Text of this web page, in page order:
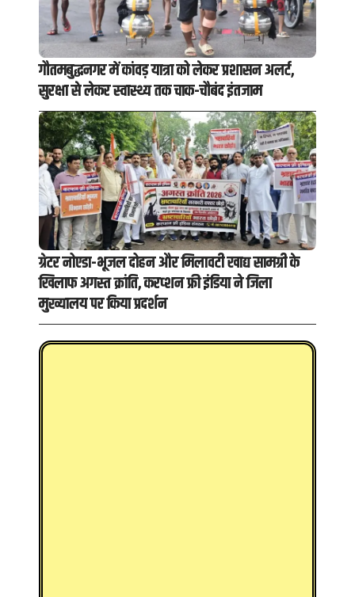
गौतमबुद्धनगर में कांवड़ यात्रा को लेकर प्रशासन अलर्ट,
सुरक्षा से लेकर स्वास्थ्य तक चाक-चौबंद इंतजाम
ग्रेटर नोएडा-भूजल दोहन और मिलावटी खाद्य सामग्री के
खिलाफ अगस्त क्रांति, करप्शन फ्री इंडिया ने जिला
मुख्यालय पर किया प्रदर्शन